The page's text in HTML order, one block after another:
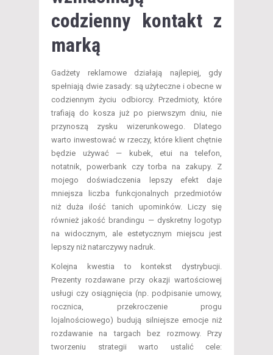
codzienny kontakt z
marką
Gadżety reklamowe działają najlepiej, gdy
spełniają dwie zasady: są użyteczne i obecne w
codziennym życiu odbiorcy. Przedmioty, które
trafiają do kosza już po pierwszym dniu, nie
przynoszą zysku wizerunkowego. Dlatego
warto inwestować w rzeczy, które klient chętnie
będzie używać — kubek, etui na telefon,
notatnik, powerbank czy torba na zakupy. Z
mojego doświadczenia lepszy efekt daje
mniejsza liczba funkcjonalnych przedmiotów
niż duża ilość tanich upominków. Liczy się
również jakość brandingu — dyskretny logotyp
na widocznym, ale estetycznym miejscu jest
lepszy niż natarczywy nadruk.
Kolejna kwestia to kontekst dystrybucji.
Prezenty rozdawane przy okazji wartościowej
usługi czy osiągnięcia (np. podpisanie umowy,
rocznica, przekroczenie progu
lojalnościowego) budują silniejsze emocje niż
rozdawanie na targach bez rozmowy. Przy
tworzeniu strategii warto ustalić cele: